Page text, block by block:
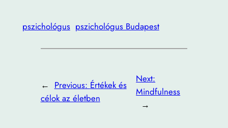
pszichológus pszichológus Budapest
← Previous: Értékek és
célok az életben
Next:
Mindfulness
→